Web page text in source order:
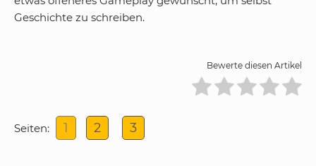
Geschichte zu schreiben.
Bewerte diesen Artikel
Seiten: 1 2 3